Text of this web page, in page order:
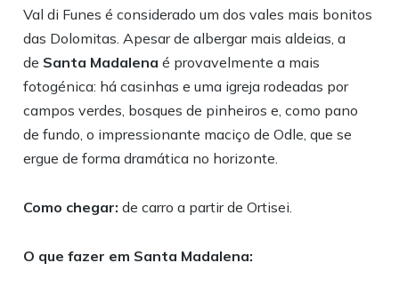
Val di Funes é considerado um dos vales mais bonitos
das Dolomitas. Apesar de albergar mais aldeias, a
de Santa Madalena é provavelmente a mais
fotogénica: há casinhas e uma igreja rodeadas por
campos verdes, bosques de pinheiros e, como pano
de fundo, o impressionante maciço de Odle, que se
ergue de forma dramática no horizonte.
Como chegar:de carro a partir de Ortisei.
O que fazer em Santa Madalena: